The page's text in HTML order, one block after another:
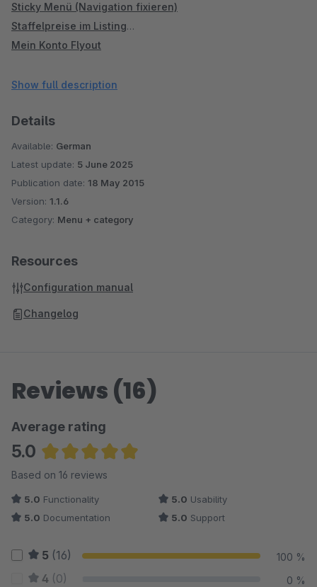
Sticky Menü (Navigation fixieren)
Staffelpreise im Listing
Mein Konto Flyout
Linke Spalte / Menü Startseite (Shopware 5)
Lagerbestand Benachrichtigung
Merkzettel entfernen / deaktivieren
Zubehör-Tab neben der Beschreibung
Sidebar auf Artikelseite
Nur aktive Kategorie Links (Shopware 4!)
Show full description
Details
Available: German
Latest update: 5 June 2025
Publication date: 18 May 2015
Version: 1.1.6
Category: Menu + category
Resources
Configuration manual
Changelog
Reviews (16)
Average rating
5.0
Average rating of 5 out of 5 stars
Based on 16 reviews
5.0 Functionality 5.0 Usability
5.0 Documentation 5.0 Support
5 (16) 100 %
4 (0) 0 %